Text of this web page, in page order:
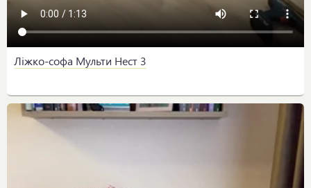
Ліжко-софа Мульти Нест 3